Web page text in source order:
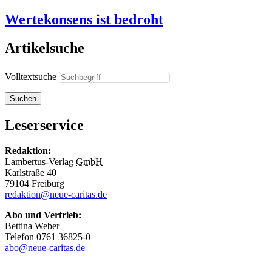
Wertekonsens ist bedroht
Artikelsuche
Volltextsuche
Suchen
Leserservice
Redaktion:
Lambertus-Verlag GmbH
Karlstraße 40
79104 Freiburg
redaktion@neue-caritas.de
Abo und Vertrieb:
Bettina Weber
Telefon 0761 36825-0
abo@neue-caritas.de